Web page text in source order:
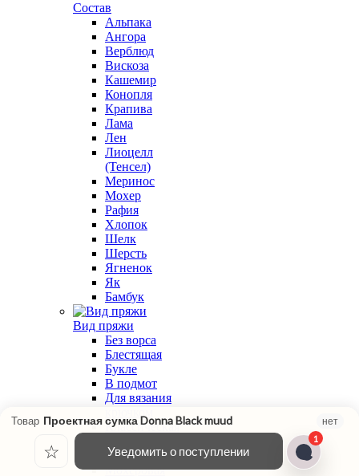
Состав
Альпака
Ангора
Верблюд
Вискоза
Кашемир
Конопля
Крапива
Лама
Лен
Лиоцелл
(Тенсел)
Меринос
Мохер
Рафия
Хлопок
Шелк
Шерсть
Ягненок
Як
Бамбук
Вид пряжи
Без ворса
Блестящая
Букле
В подмот
Для вязания
Классическая
Меланжевая
Мохеровая
Товар Проектная сумка Donna Black muud нет
☆ Уведомить о поступлении
1